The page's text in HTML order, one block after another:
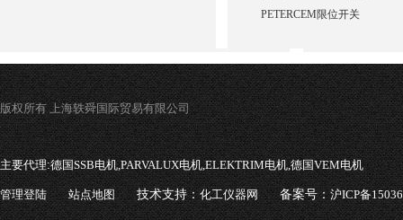
PETERCEM限位开关
版权所有 上海轶舜国际贸易有限公司
主要代理:德国SSB电机,PARVALUX电机,ELEKTRIM电机,德国VEM电机
管理登陆 站点地图 技术支持：化工仪器网 备案号：沪ICP备